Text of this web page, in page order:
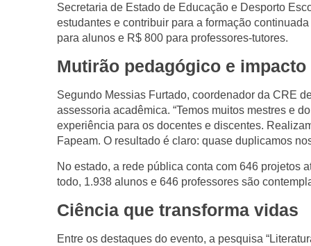
Secretaria de Estado de Educação e Desporto
estudantes e contribuir para a formação
para alunos e R$ 800 para professores-tutores.
Mutirão pedagógico e
Segundo Messias Furtado, coordenador da CRE
assessoria acadêmica. “Temos muitos mestres e
experiência para os docentes e discentes.
Fapeam. O resultado é claro: quase duplicamos
No estado, a rede pública conta com 646 projetos
todo, 1.938 alunos e 646 professores são
Ciência que transforma vidas
Entre os destaques do evento, a pesquisa